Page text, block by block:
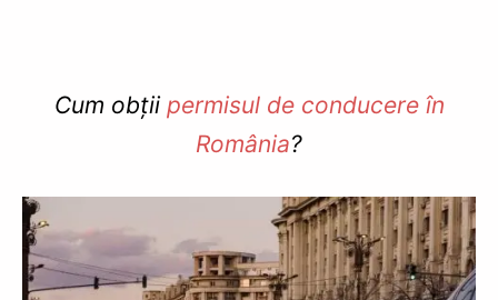
Cum obțiipermisul de conducere în
România?